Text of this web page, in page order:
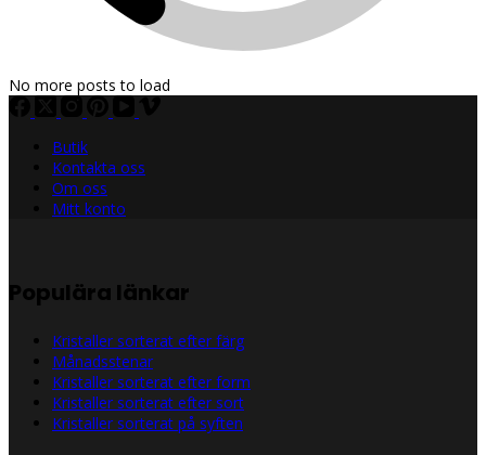
No more posts to load
Butik
Kontakta oss
Om oss
Mitt konto
Populära länkar
Kristaller sorterat efter färg
Månadsstenar
Kristaller sorterat efter form
Kristaller sorterat efter sort
Kristaller sorterat på syften